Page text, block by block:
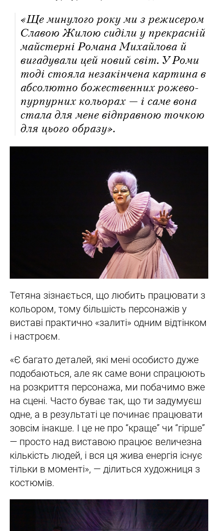
«Ще минулого року ми з режисером
Славою Жилою сиділи у прекрасній
майстерні Романа Михайлова й
вигадували цей новий світ. У Роми
тоді стояла незакінчена картина в
абсолютно божественних рожево-
пурпурних кольорах — і саме вона
стала для мене відправною точкою
для цього образу».
Тетяна зізнається, що любить працювати з
кольором, тому більшість персонажів у
виставі практично «залиті» одним відтінком
і настроєм.
«Є багато деталей, які мені особисто дуже
подобаються, але як саме вони спрацюють
на розкриття персонажа, ми побачимо вже
на сцені. Часто буває так, що ти задумуєш
одне, а в результаті це починає працювати
зовсім інакше. І це не про “краще” чи “гірше”
— просто над виставою працює величезна
кількість людей, і вся ця жива енергія існує
тільки в моменті», — ділиться художниця з
костюмів.